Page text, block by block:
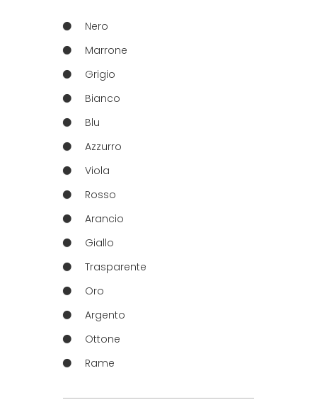
Nero
Marrone
Grigio
Bianco
Blu
Azzurro
Viola
Rosso
Arancio
Giallo
Trasparente
Oro
Argento
Ottone
Rame